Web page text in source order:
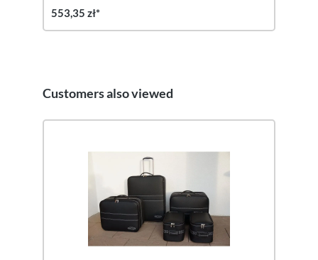
553,35 zł*
Pomiń galerię produktów
Customers also viewed